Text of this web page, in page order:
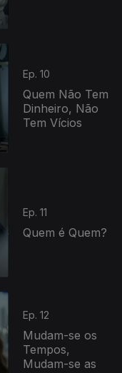
Ep. 10
Quem Não Tem
Dinheiro, Não
Tem Vícios
Ep. 11
Quem é Quem?
Ep. 12
Mudam-­se os
Tempos,
Mudam-­se as